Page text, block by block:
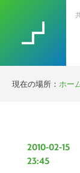
現在の場所： ホー
2010-02-15
23:45